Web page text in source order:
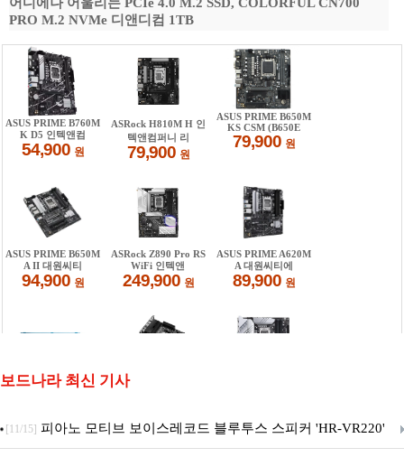
PRO M.2 NVMe 디앤디컴 1TB
보드나라 최신 기사
[11/15] 피아노 모티브 보이스레코드 블루투스 스피커 'HR-VR220'